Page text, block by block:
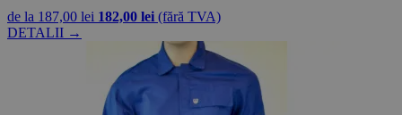
de la 187,00 lei 182,00 lei (fără TVA)
DETALII →